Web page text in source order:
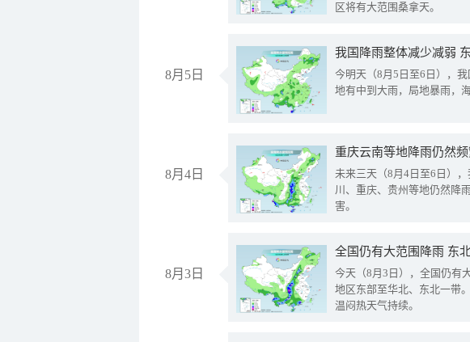
区将有大范围桑拿天。
8月5日
我国降雨整体减少减弱
今明天（8月5日至6日），
地有中到大雨，局地暴雨，
8月4日
重庆云南等地降雨仍然
未来三天（8月4日至6日）
川、重庆、贵州等地仍然降
害。
8月3日
全国仍有大范围降雨 东
今天（8月3日），全国仍有
地区东部至华北、东北一带
温闷热天气持续。